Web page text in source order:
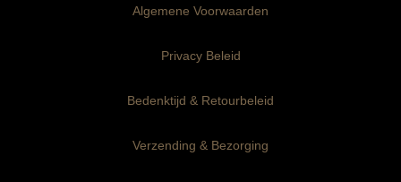
6mm dik
3mm dik
6mm dik
Ophangklaar panelen
Maatwerk
Algemene Voorwaarden
Privacy Beleid
Bedenktijd & Retourbeleid
Verzending & Bezorging